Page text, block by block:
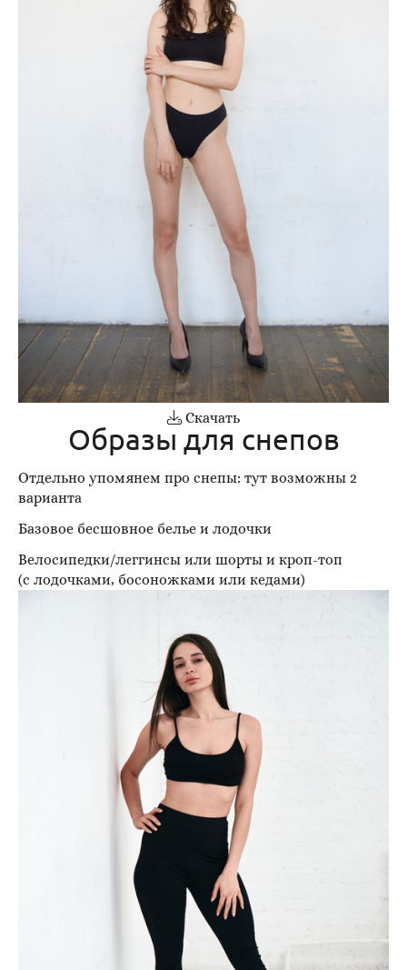
Скачать
Образы для снепов
Отдельно упомянем про снепы: тут возможны 2
варианта
Базовое бесшовное белье и лодочки
Велосипедки/леггинсы или шорты и кроп-топ
(с лодочками, босоножками или кедами)